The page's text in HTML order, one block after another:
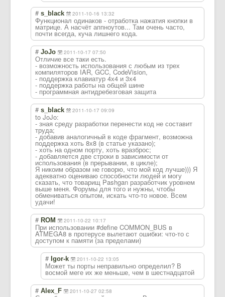
# s_black 2011-10-16 13:32
Функционал одинаков - отработка нажатия кнопки в
матрице. А насчёт аппноутов... Там очень часто,
почти всегда, куча лишнего кода.
# JoJo 2011-10-17 07:50
Отличие все таки есть.
- возможность использования с любым из трех
компиляторов IAR, GCC, CodeVision,
- поддержка клавиатур 4х4 и 3х4
- поддержка работы на общей шине
- программная антидребезговая защита
# s_black 2011-10-17 09:09
to JoJo:
- зная среду разработки перенести код не составит
труда;
- добавив аналогичный в коде фрагмент, возможна
поддержка хоть 8х8 (в статье указано);
- хоть на одном порту, хоть вразброс;
- добавляется две строки в зависимости от
использования (в прерывании, в цикле);
Я никоим образом не говорю, что мой код лучше))) Я
адекватно оцениваю способности людей и могу
сказать, что товарищ Pashgan разработчик уровнем
выше меня. Форумы для того и нужны, чтобы
обмениваться опытом, искать что-то новое. Всем
удачи!
# ROM 2011-10-22 10:17
При использовании #define COMMON_BUS в
ATMEGA8 в протерусе вылетают ошибки: что-то с
доступом к памяти (за пределами)
# Igor-k 2011-10-22 13:05
Может ты порты неправильно определил? В
восмой меге их же меньше, чем в шестнадцатой
# Alex_F 2011-10-27 02:58